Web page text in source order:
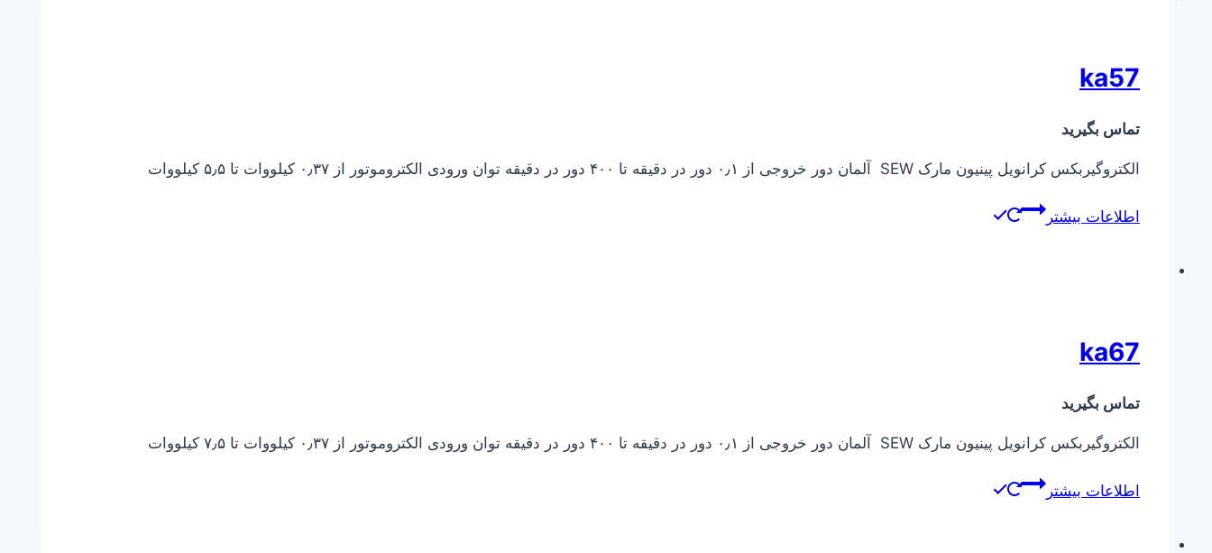
ka57
تماس بگیرید
الکتروگیربکس کرانویل پینیون مارک SEW آلمان دور خروجی از ۰٫۱ دور در دقیقه تا ۴۰۰ دور در دقیقه توان ورودی الکتروموتور از ۰٫۳۷ کیلووات تا ۵٫۵ کیلووات
اطلاعات بیشتر
ka67
تماس بگیرید
الکتروگیربکس کرانویل پینیون مارک SEW آلمان دور خروجی از ۰٫۱ دور در دقیقه تا ۴۰۰ دور در دقیقه توان ورودی الکتروموتور از ۰٫۳۷ کیلووات تا ۷٫۵ کیلووات
اطلاعات بیشتر